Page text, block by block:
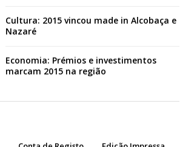
Cultura: 2015 vincou made in Alcobaça e
Nazaré
Economia: Prémios e investimentos
marcam 2015 na região